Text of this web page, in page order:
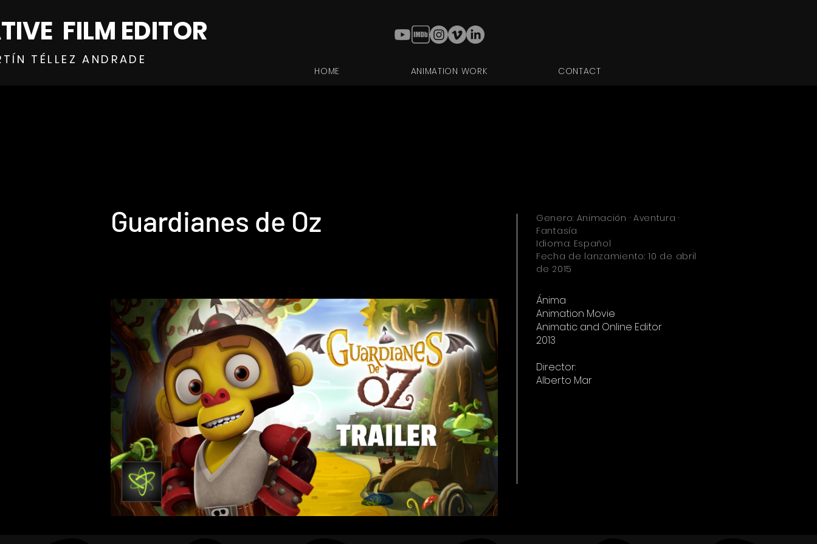
FILM EDITOR
TÉLLEZ ANDRADE
HOME ANIMATION WORK CONTACT
Guardianes de Oz
Genero: Animación · Aventura ·
Fantasía
Idioma: Español
Fecha de lanzamiento: 10 de abril
de 2015
Ánima
Animation Movie
Animatic and Online Editor
2013
Director:
Alberto Mar